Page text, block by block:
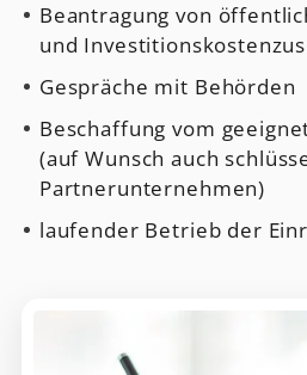
Beantragung von
und
Gespräche mit Behörden
Beschaffung vom
(auf Wunsch auch
Partnerunternehmen)
laufender Betrieb der